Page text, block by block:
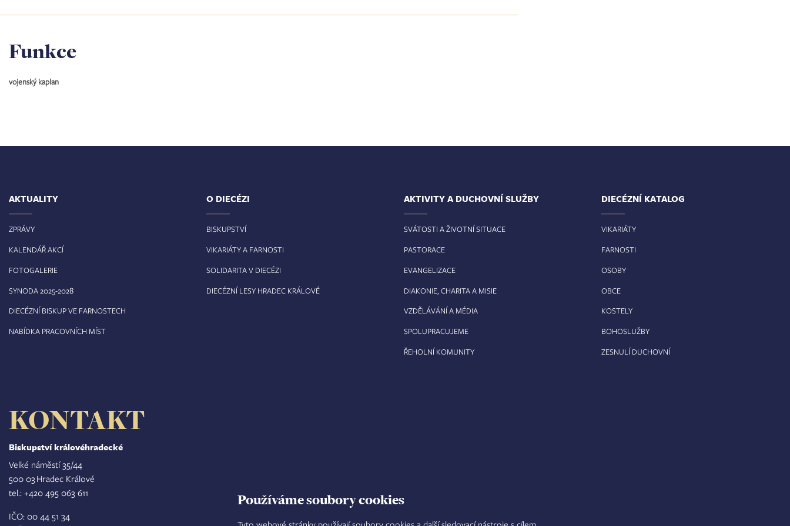
Používáme soubory cookies
Funkce
vojenský kaplan
AKTUALITY
ZPRÁVY
KALENDÁŘ AKCÍ
FOTOGALERIE
SYNODA 2025-2028
DIECÉZNÍ BISKUP VE FARNOSTECH
NABÍDKA PRACOVNÍCH MÍST
O DIECÉZI
BISKUPSTVÍ
VIKARIÁTY A FARNOSTI
SOLIDARITA V DIECÉZI
DIECÉZNÍ LESY HRADEC KRÁLOVÉ
AKTIVITY A DUCHOVNÍ SLUŽBY
SVÁTOSTI A ŽIVOTNÍ SITUACE
PASTORACE
EVANGELIZACE
DIAKONIE, CHARITA A MISIE
VZDĚLÁVÁNÍ A MÉDIA
SPOLUPRACUJEME
ŘEHOLNÍ KOMUNITY
DIECÉZNÍ KATALOG
VIKARIÁTY
FARNOSTI
OSOBY
OBCE
KOSTELY
BOHOSLUŽBY
ZESNULÍ DUCHOVNÍ
KONTAKT
Biskupství královéhradecké
Velké náměstí 35/44
500 03 Hradec Králové
tel.: +420 495 063 611
IČO: 00 44 51 34